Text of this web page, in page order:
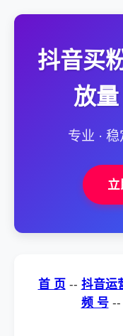
抖音买
放
专业 ·
首 页 -- 抖音运
频 号--